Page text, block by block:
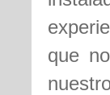
que